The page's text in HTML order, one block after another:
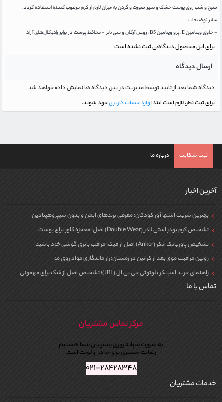
صبح و شب روی پوست خشک و تمیز صورت و گردن به میزان لازم از کرم مرطوب کننده استفاده گردد.
سایر توضیحات
- حاوی ویتامین E، پرو ویتامین B5، روغن آرگان و شی باتر - محافظ پوست در برابر رادیکال‌های آزاد
برای این محصول دیدگاهی ثبت نشده است
ارسال دیدگاه
دیدگاه شما بعد از تایید توسط مدیریت در بین دیدگاه ها نمایش داده خواهد شد
برای ثبت نظر، لازم است ابتداوارد حساب کاربریخود شوید.
ثبت شکایت درباره ما
آخرین اخبار
بهترین شربت اشتها آور کودکان؛ معرفی برندهای ایمن و بدون سیپروهپتادین
تشخیص کرم پودر استی لادر (Double Wear) اصل؛ معجزه کاور برای پوست
تشخیص پاوربانک انکر (Anker) اصل از فیک؛ مراقب باتری گوشی خود باشید!
روتین مراقبت موی بعد از کراتین در زمستان؛ راز ماندگاری مواد روی مو
راهنمای خرید اسپیکر بلوتوثی جی بی ال (JBL)؛ تشخیص اصل از فیک برای مهمونی
تماس با ما
مرکز تماس مشتریان
به صورت شبانه روزی پشتیبان شما هستیم
رضایت مشتری برای ما در اولویت است
۰۲۱-۲۸۴۲۸۳۴۸
خدمات مشتریان